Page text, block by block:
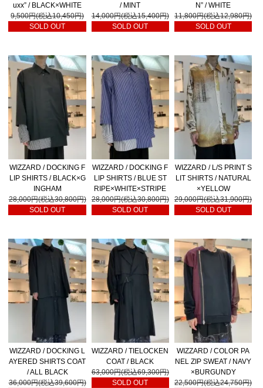
uxx” / BLACK×WHITE
9,500円(税込10,450円)
SOLD OUT
/ MINT
14,000円(税込15,400円)
SOLD OUT
N” / WHITE
11,800円(税込12,980円)
SOLD OUT
WIZZARD / DOCKING F
LIP SHIRTS / BLACK×G
INGHAM
28,000円(税込30,800円)
SOLD OUT
WIZZARD / DOCKING F
LIP SHIRTS / BLUE ST
RIPE×WHITE×STRIPE
28,000円(税込30,800円)
SOLD OUT
WIZZARD / L/S PRINT S
LIT SHIRTS / NATURAL
×YELLOW
29,000円(税込31,900円)
SOLD OUT
WIZZARD / DOCKING L
AYERED SHIRTS COAT
/ ALL BLACK
36,000円(税込39,600円)
WIZZARD / TIELOCKEN
COAT / BLACK
63,000円(税込69,300円)
SOLD OUT
WIZZARD / COLOR PA
NEL ZIP SWEAT / NAVY
×BURGUNDY
22,500円(税込24,750円)